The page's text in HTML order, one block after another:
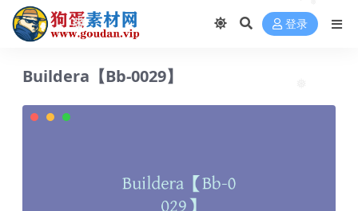
❅ 登录
Buildera【Bb-0029】